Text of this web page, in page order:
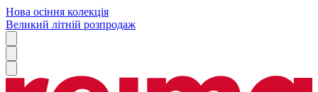
Нова осіння колекція
Великий літній розпродаж